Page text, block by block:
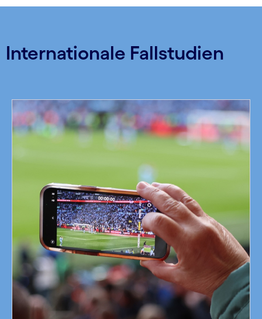
Internationale Fallstudien